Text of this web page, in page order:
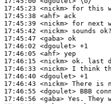
17:45:23 <nickm>
17:45:38 <ahf>
17:45:39 <nickm>
17:45:42 <nickm>
17:45:47 <gaba>
17:46:02 <dgoulet>
17:46:05 <ahf>
17:46:15 <nickm>
17:46:33 <nickm>
17:46:40 <dgoulet>
17:46:43 <nickm>
17:46:55 <dgoulet>
17:46:56 <gaba>